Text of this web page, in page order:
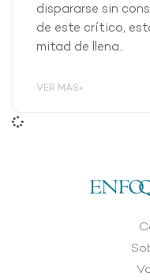
dispararse sin
de este crítico,
mitad de llena..
VER MÁS»